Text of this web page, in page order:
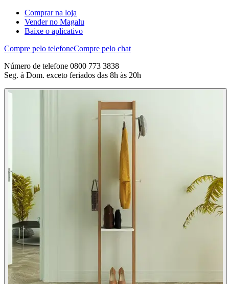
Comprar na loja
Vender no Magalu
Baixe o aplicativo
Compre pelo telefoneCompre pelo chat
Número de telefone 0800 773 3838
Seg. à Dom. exceto feriados das 8h às 20h